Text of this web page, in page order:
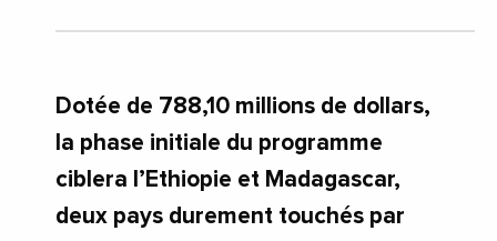
Dotée de 788,10 millions de dollars,
la phase initiale du programme
ciblera l’Ethiopie et Madagascar,
deux pays durement touchés par